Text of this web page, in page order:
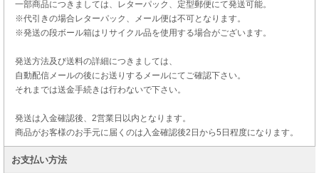
一部商品につきましては、レターパック、定型郵便にて発送可能。
※代引きの場合レターパック、メール便は不可となります。
※発送の段ボール箱はリサイクル品を使用する場合がございます。
発送方法及び送料の詳細につきましては、
自動配信メールの後にお送りするメールにてご確認下さい。
それまでは送金手続きは行わないで下さい。
発送は入金確認後、2営業日以内となります。
商品がお客様のお手元に届くのは入金確認後2日から5日程度になります。
お支払い方法